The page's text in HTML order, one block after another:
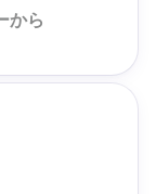
から